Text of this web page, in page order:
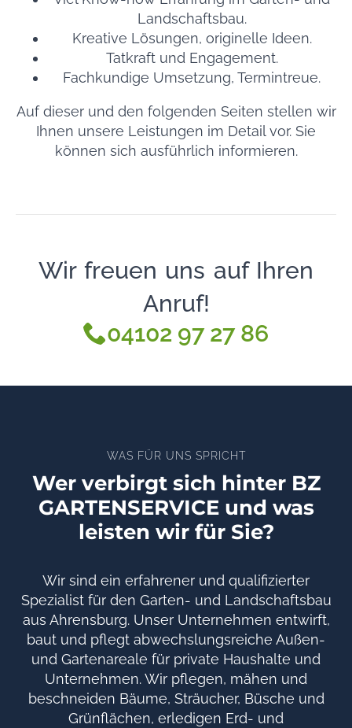
Landschaftsbau.
Kreative Lösungen, originelle Ideen.
Tatkraft und Engagement.
Fachkundige Umsetzung, Termintreue.
Auf dieser und den folgenden Seiten stellen wir
Ihnen unsere Leistungen im Detail vor. Sie
können sich ausführlich informieren.
Wir freuen uns auf Ihren
Anruf!
04102 97 27 86
WAS FÜR UNS SPRICHT
Wer verbirgt sich hinter BZ
GARTENSERVICE und was
leisten wir für Sie?
Wir sind ein erfahrener und qualifizierter
Spezialist für den Garten- und Landschaftsbau
aus Ahrensburg. Unser Unternehmen entwirft,
baut und pflegt abwechslungsreiche Außen-
und Gartenareale für private Haushalte und
Unternehmen. Wir pflegen, mähen und
beschneiden Bäume, Sträucher, Büsche und
Grünflächen, erledigen Erd- und